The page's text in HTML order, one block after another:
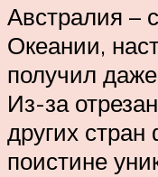
Австралия –
Океании,
получил даже
Из-за
других стран
поистине